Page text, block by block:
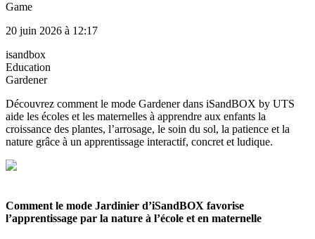
Game
20 juin 2026 à 12:17
isandbox
Education
Gardener
Découvrez comment le mode Gardener dans iSandBOX by UTS
aide les écoles et les maternelles à apprendre aux enfants la
croissance des plantes, l’arrosage, le soin du sol, la patience et la
nature grâce à un apprentissage interactif, concret et ludique.
Comment le mode Jardinier d’iSandBOX favorise
l’apprentissage par la nature à l’école et en maternelle